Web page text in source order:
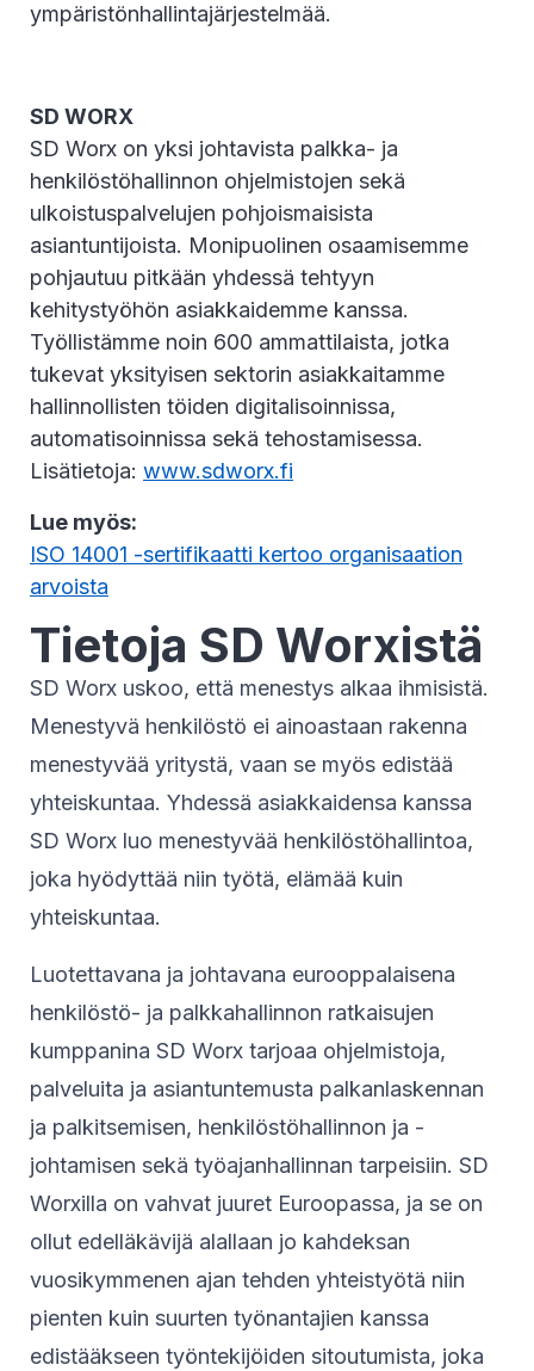
ympäristönhallintajärjestelmää.
SD WORX
SD Worx on yksi johtavista palkka- ja
henkilöstöhallinnon ohjelmistojen sekä
ulkoistuspalvelujen pohjoismaisista
asiantuntijoista. Monipuolinen osaamisemme
pohjautuu pitkään yhdessä tehtyyn
kehitystyöhön asiakkaidemme kanssa.
Työllistämme noin 600 ammattilaista, jotka
tukevat yksityisen sektorin asiakkaitamme
hallinnollisten töiden digitalisoinnissa,
automatisoinnissa sekä tehostamisessa.
Lisätietoja: www.sdworx.fi
Lue myös:
ISO 14001 -sertifikaatti kertoo organisaation
arvoista
Tietoja SD Worxistä
SD Worx uskoo, että menestys alkaa ihmisistä.
Menestyvä henkilöstö ei ainoastaan rakenna
menestyvää yritystä, vaan se myös edistää
yhteiskuntaa. Yhdessä asiakkaidensa kanssa
SD Worx luo menestyvää henkilöstöhallintoa,
joka hyödyttää niin työtä, elämää kuin
yhteiskuntaa.
Luotettavana ja johtavana eurooppalaisena
henkilöstö- ja palkkahallinnon ratkaisujen
kumppanina SD Worx tarjoaa ohjelmistoja,
palveluita ja asiantuntemusta palkanlaskennan
ja palkitsemisen, henkilöstöhallinnon ja -
johtamisen sekä työajanhallinnan tarpeisiin. SD
Worxilla on vahvat juuret Euroopassa, ja se on
ollut edelläkävijä alallaan jo kahdeksan
vuosikymmenen ajan tehden yhteistyötä niin
pienten kuin suurten työnantajien kanssa
edistääkseen työntekijöiden sitoutumista, joka